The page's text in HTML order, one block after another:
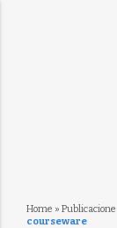
Home »
courseware